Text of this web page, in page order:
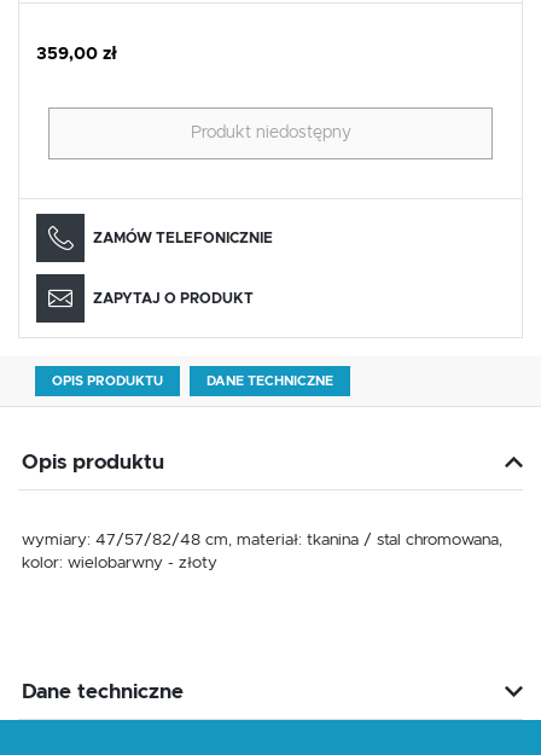
359,00 zł
Produkt niedostępny
ZAMÓW TELEFONICZNIE
ZAPYTAJ O PRODUKT
OPIS PRODUKTU DANE TECHNICZNE
Opis produktu
wymiary: 47/57/82/48 cm, materiał: tkanina / stal chromowana,
kolor: wielobarwny - złoty
Dane techniczne